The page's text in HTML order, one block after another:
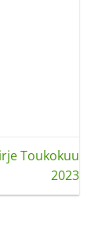
Toukokuu
2023